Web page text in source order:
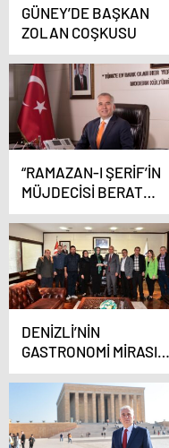
GÜNEY’DE BAŞKAN
ZOLAN COŞKUSU
“RAMAZAN-I ŞERİF’İN
MÜJDECİSİ BERAT
KANDİLİMİZ MÜBAREK
OLSUN”
DENİZLİ’NİN
GASTRONOMİ MİRASI
İÇİN ÖNEMLİ
BULUŞMA